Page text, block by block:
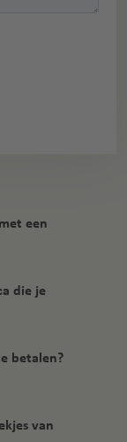
een
die je
betalen?
van